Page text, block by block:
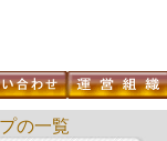
の一覧